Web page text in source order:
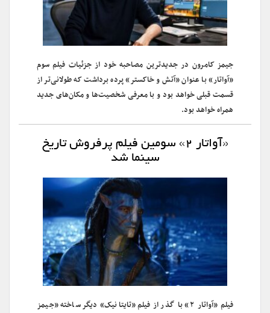
جیمز کامرون در جدیدترین مصاحبه خود از جزئیات فیلم سوم
«آواتار» با عنوان «آتش و خاکستر» پرده برداشت که طولانی‌تر از
قسمت قبلی خواهد بود و با معرفی شخصیت‌ها و مکان‌های جدید
همراه خواهد بود.
«آواتار ۲» سومین فیلم پرفروش تاریخ
سینما شد
فیلم «آواتار ۲» با گذر از فیلم «تایتانیک» دیگر ساخته «جیمز